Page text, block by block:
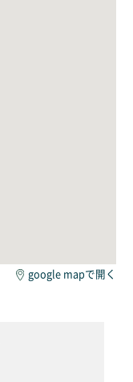
google mapで開く